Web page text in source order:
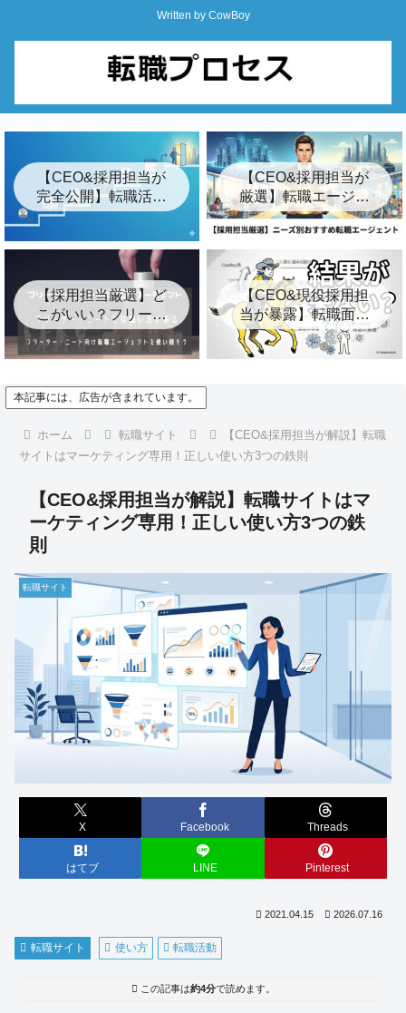
Written by CowBoy
【CEO&採用担当が
完全公開】転職活動
の始め方ロードマッ
順」
【CEO&採用担当が
厳選】転職エージェ
ントおすすめ24選&
裏事情【2026年最
【採用担当厳選】ど
こがいい？フリータ
ー・ニート向けおす
すめ転職エージェン
【CEO&現役採用担
当が暴露】転職面接
の結果が遅い3つの裏
事情とは？【キー
本記事には、広告が含まれています。
ホーム 転職サイト
【CEO&採用担当が解説】転職
サイトはマーケティング専用！正しい使い方3つの鉄則
【CEO&採用担当が解説】転職サイトはマ
ーケティング専用！正しい使い方3つの鉄
則
転職サイト
X Facebook Threads
はてブ LINE Pinterest
2021.04.15 2026.07.16
転職サイト 使い方 転職活動
この記事は約4分で読めます。